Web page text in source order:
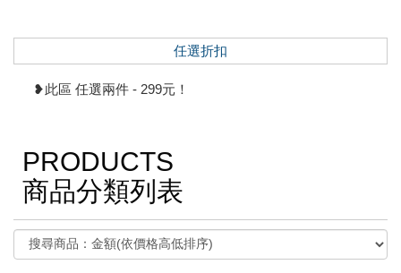
任選折扣
❥此區 任選兩件 - 299元！
PRODUCTS
商品分類列表